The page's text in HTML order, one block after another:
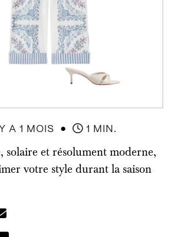
A 1 MOIS ● 1 MIN.
solaire et résolument moderne,
votre style durant la saison